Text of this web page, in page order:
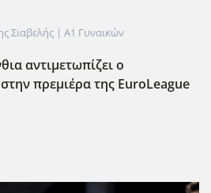
Σιαβελής | Α1 Γυναικών
αντιμετωπίζει ο
πρεμιέρα της EuroLeague